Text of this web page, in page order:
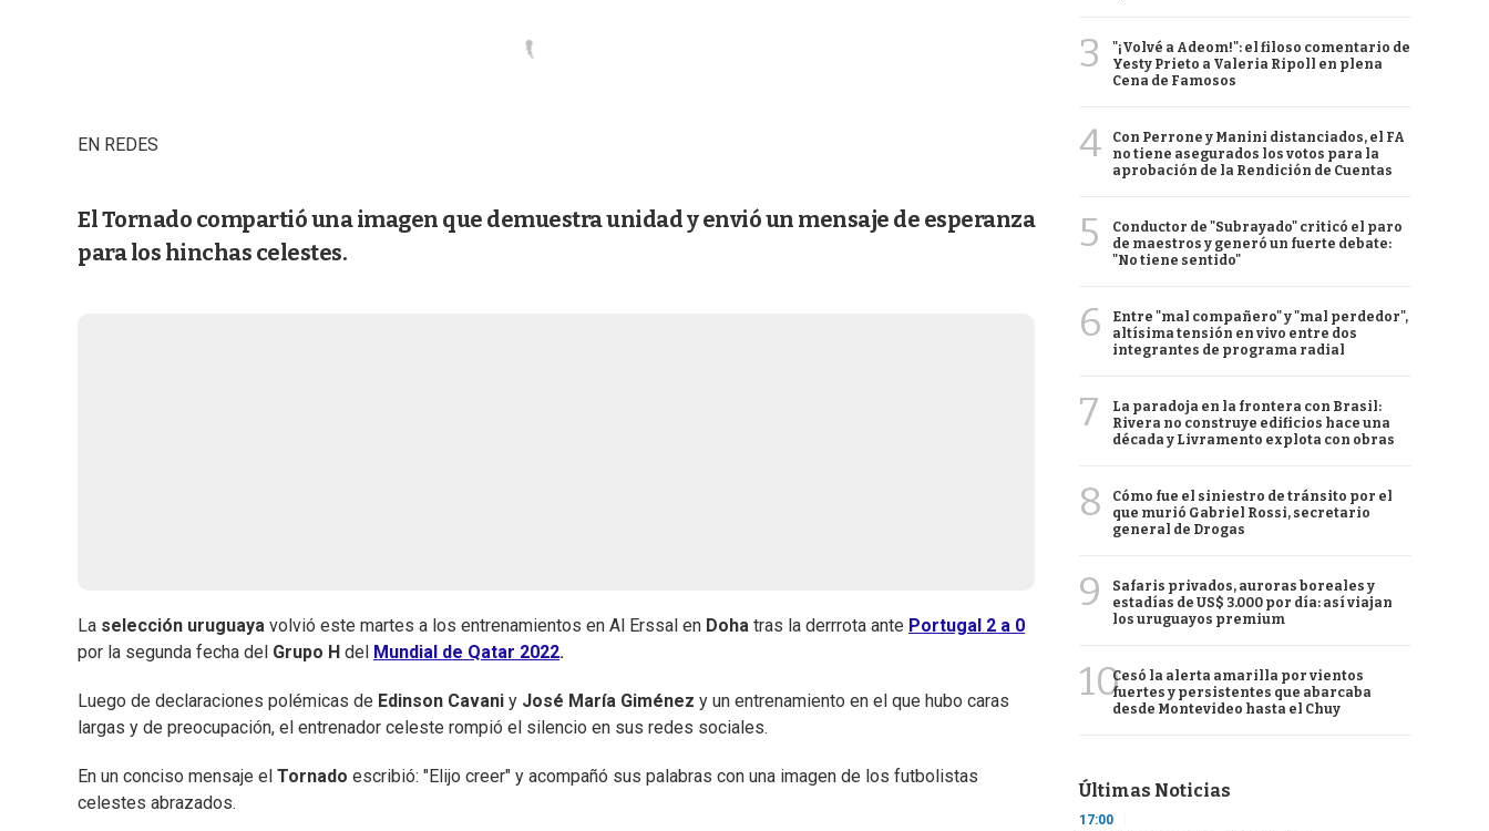
EN REDES
El Tornado compartió una imagen que demuestra unidad y envió un mensaje de esperanza
para los hinchas celestes.
La selección uruguaya volvió este martes a los entrenamientos en Al Erssal en Doha tras la derrrota ante Portugal 2 a 0
por la segunda fecha del Grupo H del Mundial de Qatar 2022.
Luego de declaraciones polémicas de Edinson Cavani y José María Giménez y un entrenamiento en el que hubo caras
largas y de preocupación, el entrenador celeste rompió el silencio en sus redes sociales.
En un conciso mensaje el Tornado escribió: "Elijo creer" y acompañó sus palabras con una imagen de los futbolistas
celestes abrazados.
3
"¡Volvé a Adeom!": el filoso comentario de
Yesty Prieto a Valeria Ripoll en plena
Cena de Famosos
4
Con Perrone y Manini distanciados, el FA
no tiene asegurados los votos para la
aprobación de la Rendición de Cuentas
5
Conductor de "Subrayado" criticó el paro
de maestros y generó un fuerte debate:
"No tiene sentido"
6
Entre "mal compañero" y "mal perdedor",
altísima tensión en vivo entre dos
integrantes de programa radial
7
La paradoja en la frontera con Brasil:
Rivera no construye edificios hace una
década y Livramento explota con obras
8
Cómo fue el siniestro de tránsito por el
que murió Gabriel Rossi, secretario
general de Drogas
9
Safaris privados, auroras boreales y
estadías de US$ 3.000 por día: así viajan
los uruguayos premium
10Cesó la alerta amarilla por vientos
fuertes y persistentes que abarcaba
desde Montevideo hasta el Chuy
Últimas Noticias
17:00